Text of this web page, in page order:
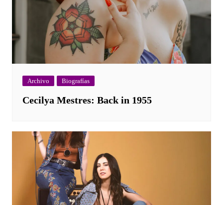
Archivo Biografías
Cecilya Mestres: Back in 1955